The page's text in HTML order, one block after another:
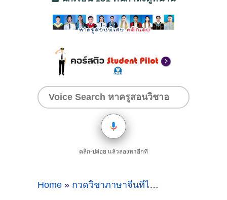
คลิก-ปล่อย แล้วลองหาอีกที
Home » กวดวิชาภาษาจีนที่ไหนดี